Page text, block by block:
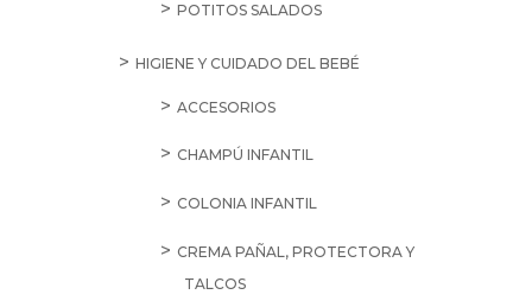
POTITOS SALADOS
HIGIENE Y CUIDADO DEL BEBÉ
ACCESORIOS
CHAMPÚ INFANTIL
COLONIA INFANTIL
CREMA PAÑAL, PROTECTORA Y
TALCOS